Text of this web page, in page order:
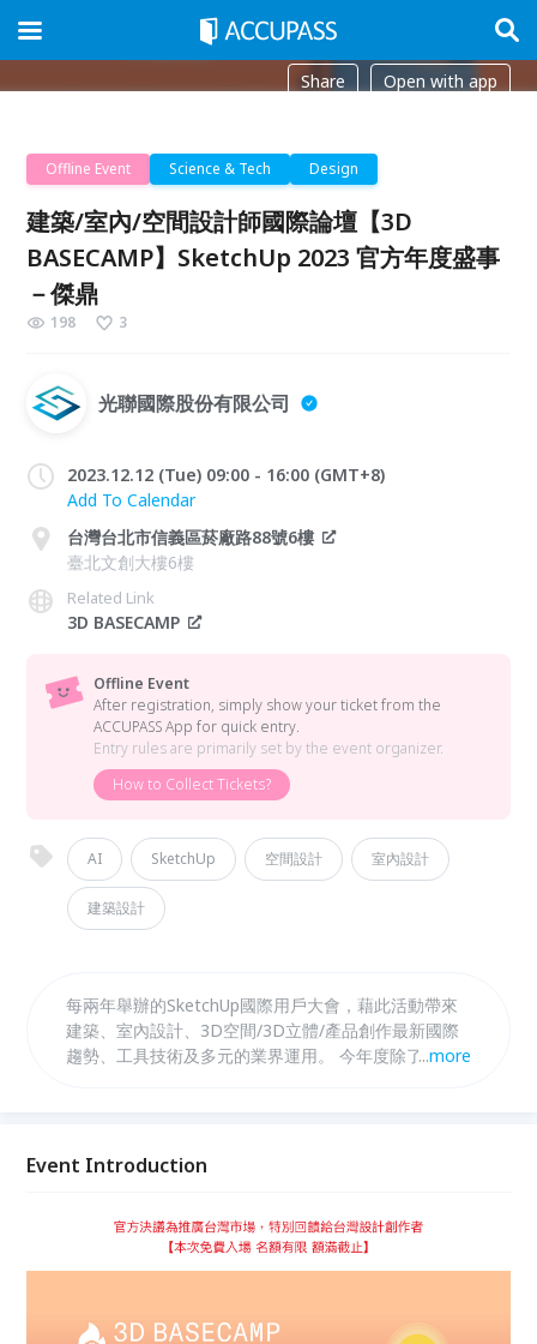
Share Open with app
Offline Event Science & Tech Design
建築/室內/空間設計師國際論壇【3D
BASECAMP】SketchUp 2023 官方年度盛事
－傑鼎
198 3
光聯國際股份有限公司
2023.12.12 (Tue) 09:00 - 16:00 (GMT+8)
Add To Calendar
台灣台北市信義區菸廠路88號6樓
臺北文創大樓6樓
Related Link
3D BASECAMP
Offline Event
After registration, simply show your ticket from the
ACCUPASS App for quick entry.
Entry rules are primarily set by the event organizer.
How to Collect Tickets?
AI SketchUp 空間設計 室內設計
建築設計
每兩年舉辦的SketchUp國際用戶大會，藉此活動帶來
建築、室內設計、3D空間/3D立體/產品創作最新國際
趨勢、工具技術及多元的業界運用。 今年度除了特別
你歎為觀止的先進運用，以及各方業界知名設計公司代
展位 等你來參觀交流！
...more
Event Introduction